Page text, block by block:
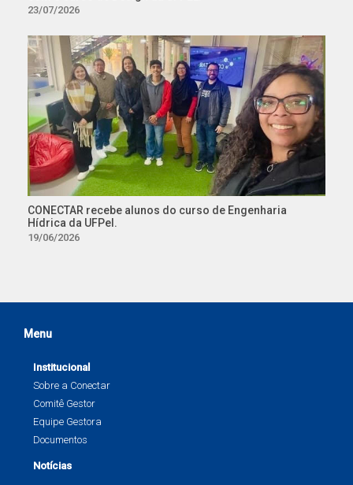
23/07/2026
CONECTAR recebe alunos do curso de Engenharia
Hídrica da UFPel.
19/06/2026
Menu
Institucional
Sobre a Conectar
Comitê Gestor
Equipe Gestora
Documentos
Notícias